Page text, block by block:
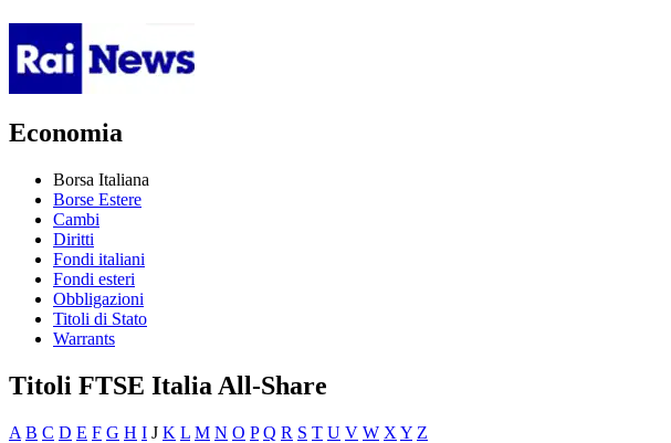
Economia
Borsa Italiana
Borse Estere
Cambi
Diritti
Fondi italiani
Fondi esteri
Obbligazioni
Titoli di Stato
Warrants
Titoli FTSE Italia All-Share
A B C D E F G H I J K L M N O P Q R S T U V W X Y Z